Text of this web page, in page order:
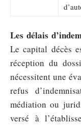
Les délais
Le capital décès
réception du
nécessitent une
refus
médiation ou
versé à